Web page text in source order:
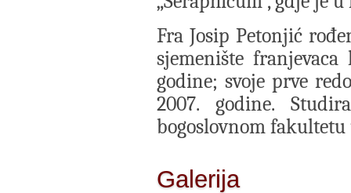
Fra Josip Petonjić
sjemenište
godine; svoje prve
2007. godine.
bogoslovnom fakultetu
Galerija